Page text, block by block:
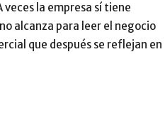
la empresa sí tiene
alcanza para leer el negocio
que después se reflejan en